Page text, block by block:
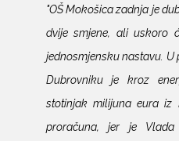
"OŠ Mokošica zadnja je
dvije smjene, ali uskoro
jednosmjensku nastavu.
Dubrovniku je kroz
stotinjak milijuna eura iz
proračuna, jer je